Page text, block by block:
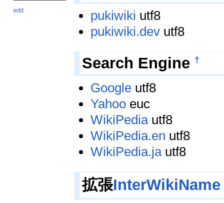
edit pukiwiki utf8
pukiwiki.dev utf8
Search Engine †
Google utf8
Yahoo euc
WikiPediautf8
WikiPedia.en utf8
WikiPedia.jautf8
拡張InterWikiName